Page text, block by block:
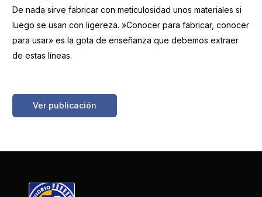
De nada sirve fabricar con meticulosidad unos materiales si
luego se usan con ligereza. »Conocer para fabricar, conocer
para usar» es la gota de enseñanza que debemos extraer
de estas líneas.
Ver publicación